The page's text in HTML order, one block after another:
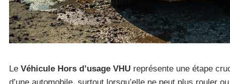
Le Véhicule Hors d’usage VHU représente une étape